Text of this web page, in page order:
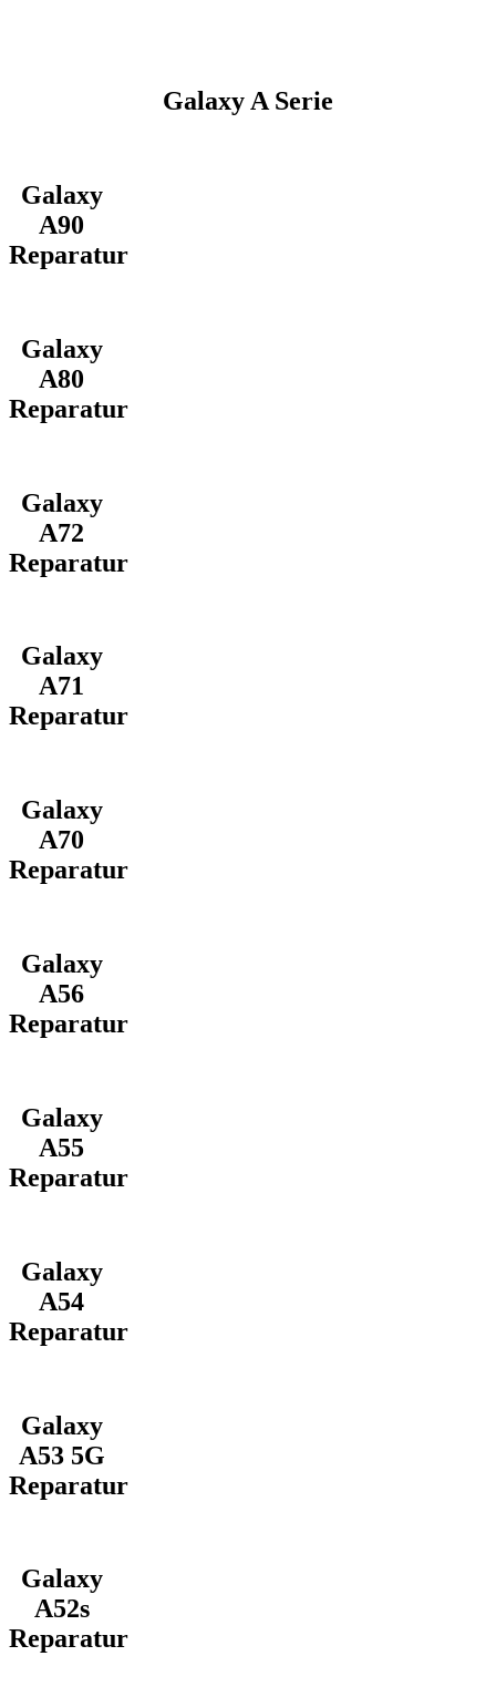
Galaxy A Serie
Galaxy
A90
Reparatur
Galaxy
A80
Reparatur
Galaxy
A72
Reparatur
Galaxy
A71
Reparatur
Galaxy
A70
Reparatur
Galaxy
A56
Reparatur
Galaxy
A55
Reparatur
Galaxy
A54
Reparatur
Galaxy
A53 5G
Reparatur
Galaxy
A52s
Reparatur